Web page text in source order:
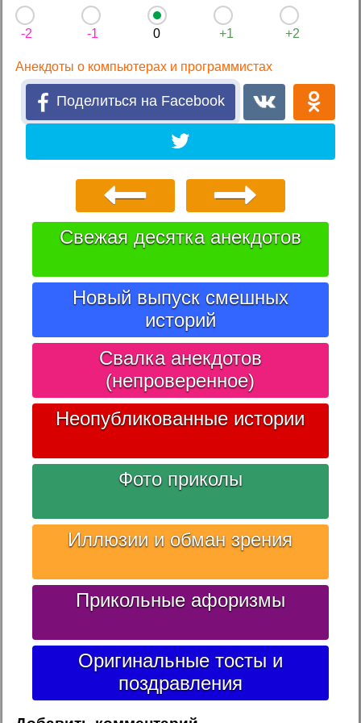
-2 -1 0 +1 +2
Анекдоты о компьютерах и программистах
Поделиться на Facebook
Свежая десятка анекдотов
Новый выпуск смешных
историй
Свалка анекдотов
(непроверенное)
Неопубликованные истории
Фото приколы
Иллюзии и обман зрения
Прикольные афоризмы
Оригинальные тосты и
поздравления